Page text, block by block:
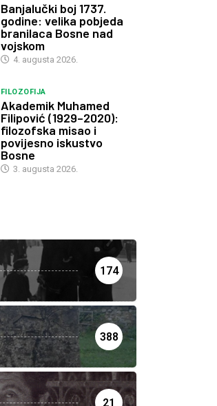
Banjalučki boj 1737.
godine: velika pobjeda
branilaca Bosne nad
vojskom
4. augusta 2026.
FILOZOFIJA
Akademik Muhamed
Filipović (1929–2020):
filozofska misao i
povijesno iskustvo
Bosne
3. augusta 2026.
174
388
21